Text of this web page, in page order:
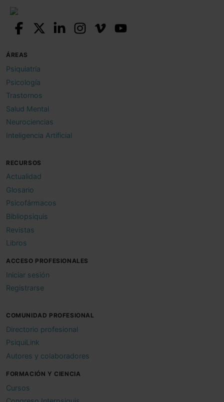
ÁREAS
Psiquiatría
Psicología
Trastornos
Salud Mental
Neurociencias
Inteligencia Artificial
RECURSOS
Actualidad
Glosario
Psicofármacos
Bibliopsiquis
Revistas
Libros
ACCESO PROFESIONALES
Iniciar sesión
Registrarse
COMUNIDAD PROFESIONAL
Directorio profesional
PsiquiLink
Autores y colaboradores
FORMACIÓN Y CIENCIA
Cursos